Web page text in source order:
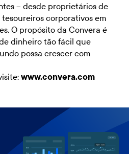
– desde proprietários de
corporativos em
O propósito da Convera é
dinheiro tão fácil que
possa crescer com
www.convera.com